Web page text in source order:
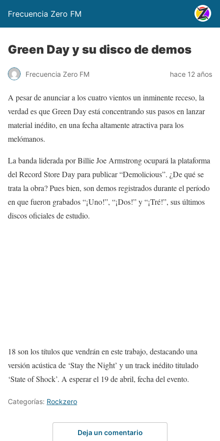
Frecuencia Zero FM
Green Day y su disco de demos
Frecuencia Zero FM hace 12 años
A pesar de anunciar a los cuatro vientos un inminente receso, la
verdad es que Green Day está concentrando sus pasos en lanzar
material inédito, en una fecha altamente atractiva para los
melómanos.
La banda liderada por Billie Joe Armstrong ocupará la plataforma
del Record Store Day para publicar “Demolicious”. ¿De qué se
trata la obra? Pues bien, son demos registrados durante el período
en que fueron grabados “¡Uno!”, “¡Dos!” y “¡Tré!”, sus últimos
discos oficiales de estudio.
18 son los títulos que vendrán en este trabajo, destacando una
versión acústica de ‘Stay the Night’ y un track inédito titulado
‘State of Shock’. A esperar el 19 de abril, fecha del evento.
Categorías: Rockzero
Deja un comentario